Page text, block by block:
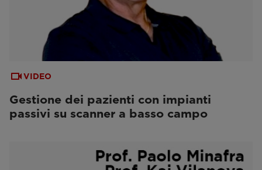
VIDEO
Gestione dei pazienti con impianti
passivi su scanner a basso campo